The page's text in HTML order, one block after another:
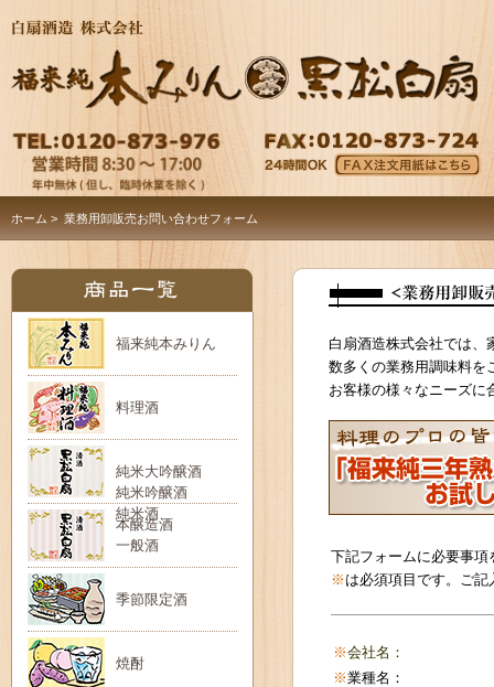
ホーム > 業務用卸販売お問い合わせフォーム
白扇酒造株式会社では、
数多くの業務用調味料を
お客様の様々なニーズに
下記フォームに必要事
※ は必須項目です。ご
※会社名：
※業種名：
福来純本みりん
料理酒
純米大吟醸酒
純米吟醸酒
純米酒
本醸造酒
一般酒
季節限定酒
焼酎